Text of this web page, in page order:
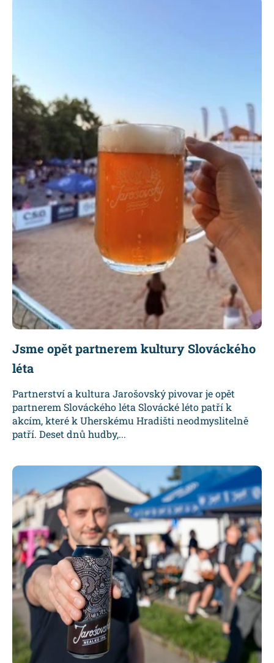
Jsme opět partnerem kultury Slováckého
léta
Partnerství a kultura Jarošovský pivovar je opět
partnerem Slováckého léta Slovácké léto patří k
akcím, které k Uherskému Hradišti neodmyslitelně
patří. Deset dnů hudby,...